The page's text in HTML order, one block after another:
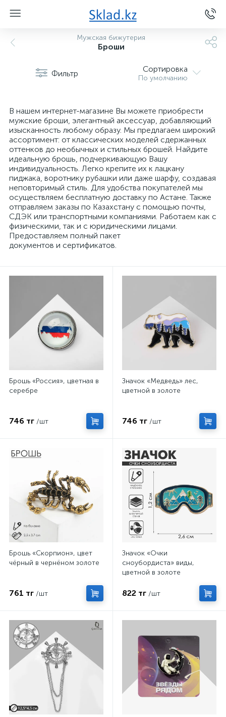
Мужская бижутерия
Броши
Фильтр Сортировка
По умолчанию
В нашем интернет-магазине Вы можете приобрести
мужские броши, элегантный аксессуар, добавляющий
изысканность любому образу. Мы предлагаем широкий
ассортимент: от классических моделей сдержанных
оттенков до необычных и стильных брошей. Найдите
идеальную брошь, подчеркивающую Вашу
индивидуальность. Легко крепите их к лацкану
пиджака, воротнику рубашки или даже шарфу, создавая
неповторимый стиль. Для удобства покупателей мы
осуществляем бесплатную доставку по Астане. Также
отправляем заказы по Казахстану с помощью почты,
СДЭК или транспортными компаниями. Работаем как с
физическими, так и с юридическими лицами.
Предоставляем полный пакет
документов и сертификатов.
Брошь «Россия», цветная в
серебре
746 тг /шт
Значок «Медведь» лес,
цветной в золоте
746 тг /шт
Брошь «Скорпион», цвет
чёрный в чернёном золоте
761 тг /шт
Значок «Очки
сноубордиста» виды,
цветной в золоте
822 тг /шт